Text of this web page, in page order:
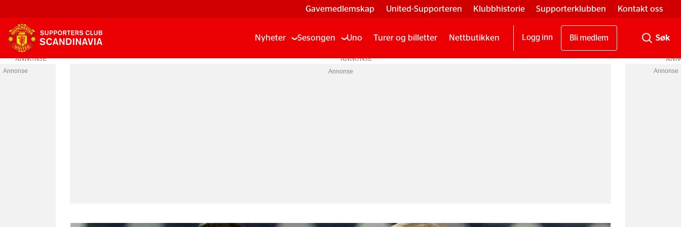
Gavemedlemskap United-Supporteren Klubbhistorie Supporterklubben Kontakt oss
Nyheter Sesongen Uno Turer og billetter Nettbutikken Logg inn Bli medlem
Annonse
Annonse Annonse